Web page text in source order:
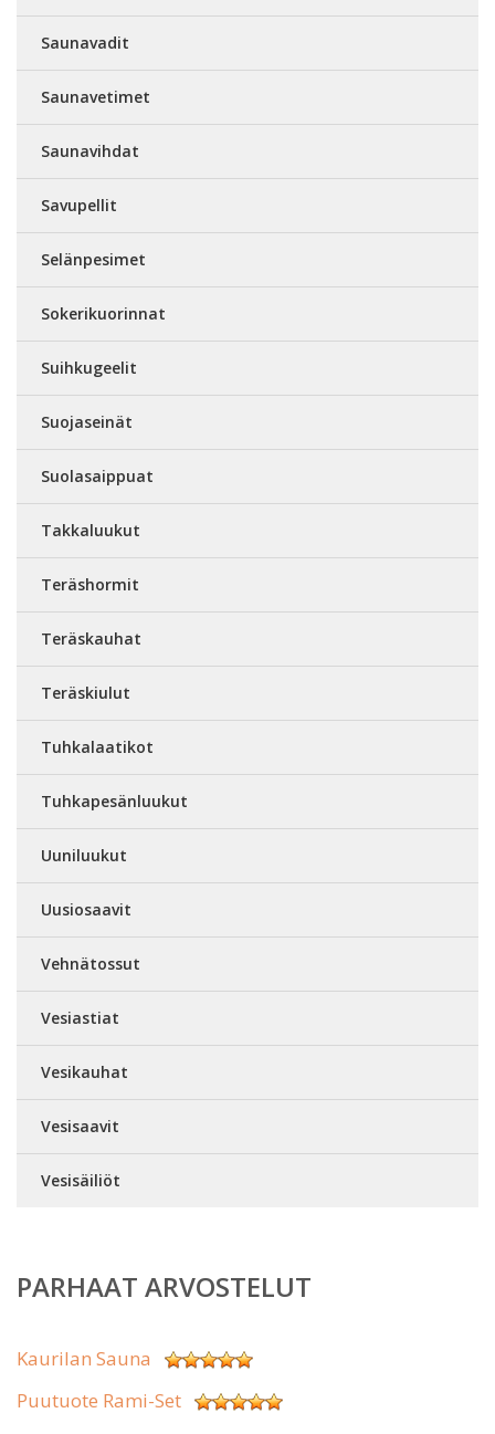
Saunavadit
Saunavetimet
Saunavihdat
Savupellit
Selänpesimet
Sokerikuorinnat
Suihkugeelit
Suojaseinät
Suolasaippuat
Takkaluukut
Teräshormit
Teräskauhat
Teräskiulut
Tuhkalaatikot
Tuhkapesänluukut
Uuniluukut
Uusiosaavit
Vehnätossut
Vesiastiat
Vesikauhat
Vesisaavit
Vesisäiliöt
PARHAAT ARVOSTELUT
Kaurilan Sauna
Puutuote Rami-Set